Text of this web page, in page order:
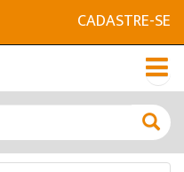
CADASTRE-SE